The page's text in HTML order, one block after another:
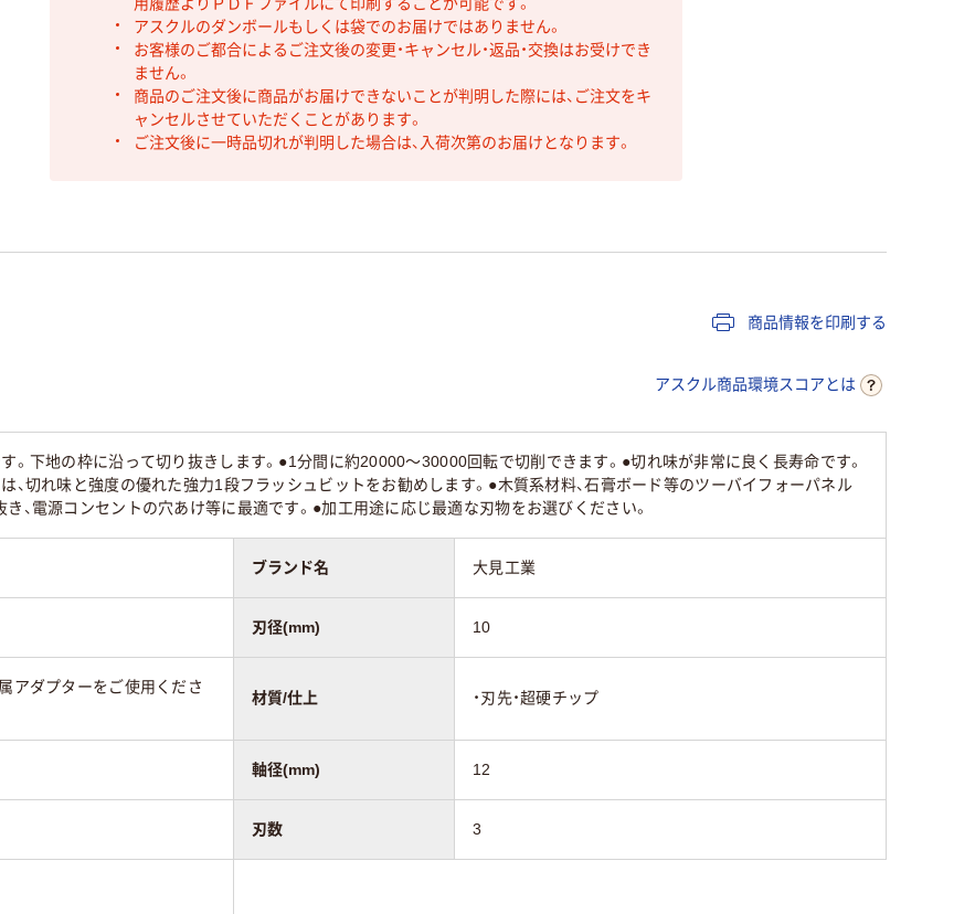
アスクルのダンボールもしくは袋でのお届けではありません。
お客様のご都合によるご注文後の変更・キャンセル・返品・交換はお受けでき
ません。
商品のご注文後に商品がお届けできないことが判明した際には、ご注文をキ
ャンセルさせていただくことがあります。
ご注文後に一時品切れが判明した場合は、入荷次第のお届けとなります。
商品情報を印刷する
アスクル商品環境スコアとは
。下地の枠に沿って切り抜きします。●1分間に約20000～30000回転で切削できます。●切れ味が非常に良く長寿命です。
、切れ味と強度の優れた強力1段フラッシュビットをお勧めします。●木質系材料、石膏ボード等のツーバイフォーパネル
、電源コンセントの穴あけ等に最適です。●加工用途に応じ最適な刃物をお選びください。
ブランド名 大見工業
刃径(mm) 10
アダプターをご使用くださ
材質/仕上 ・刃先・超硬チップ
軸径(mm) 12
刃数 3